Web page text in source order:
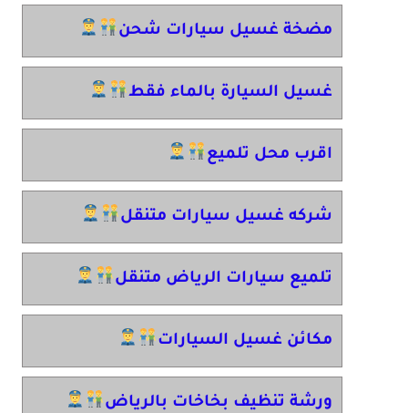
مضخة غسيل سيارات شحن
غسيل السيارة بالماء فقط
اقرب محل تلميع
شركه غسيل سيارات متنقل
تلميع سيارات الرياض متنقل
مكائن غسيل السيارات
ورشة تنظيف بخاخات بالرياض